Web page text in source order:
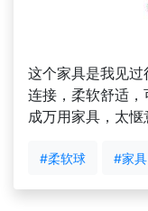
这个家具是我见
连接，柔软舒适
成万用家具，太惬
#柔软球 #家具